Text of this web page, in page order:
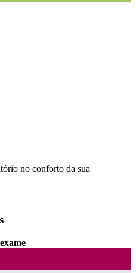
no conforto da sua